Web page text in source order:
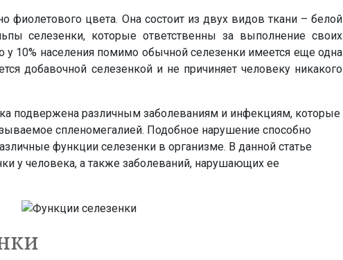
фиолетового цвета. Она состоит из двух видов ткани – белой
селезенки, которые ответственны за выполнение своих
10% населения помимо обычной селезенки имеется еще одна
добавочной селезенкой и не причиняет человеку никакого
подвержена различным заболеваниям и инфекциям, которые
спленомегалией. Подобное нарушение способно
функции селезенки в организме. В данной статье
у человека, а также заболеваний, нарушающих ее